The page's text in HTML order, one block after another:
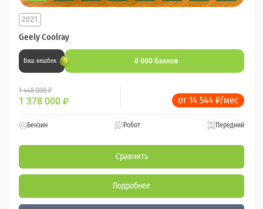
Geely Coolray
2021
Ваш кешбек 8 000 баллов
1 448 000 ₽
1 378 000 ₽ от 14 544 ₽/мес
Бензин Робот Передний
Сравнить
Подробнее